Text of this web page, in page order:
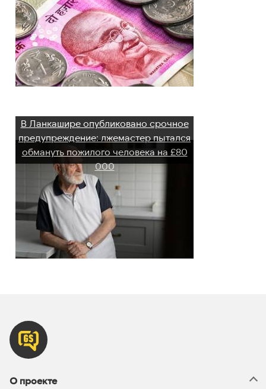
В Ланкашире опубликовано срочное
предупреждение: лжемаcтер пытался
обмануть пожилого человека на £80
000
О проекте